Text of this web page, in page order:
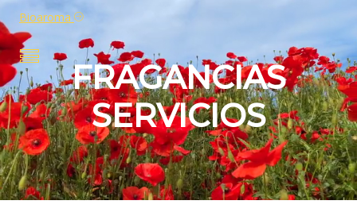
Bioaroma
FRAGANCIAS
SERVICIOS